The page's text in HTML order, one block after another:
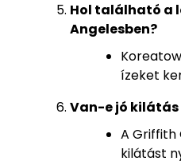
Hol található a
Angelesben?
ízeket
Van-e jó
A Griffith
kilátást